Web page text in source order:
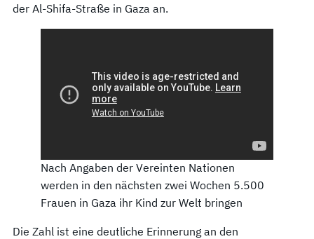
der Al-Shifa-Straße in Gaza an.
Nach Angaben der Vereinten Nationen
werden in den nächsten zwei Wochen 5.500
Frauen in Gaza ihr Kind zur Welt bringen
Die Zahl ist eine deutliche Erinnerung an den